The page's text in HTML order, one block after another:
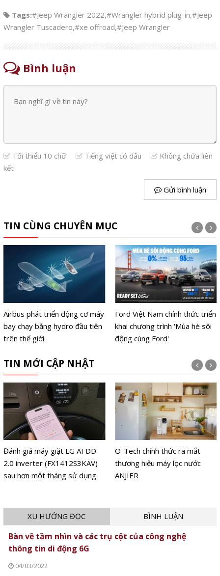
Tags:#Jeep Wrangler 2022,#Wrangler hybrid plug-in,#Jeep
Wrangler Tuscadero,#xe offroad,#Jeep Wrangler
Bình luận
Tối thiểu 10 chữ Tiếng việt có dấu
Không chứa liên
kết
Gửi bình luận
TIN CÙNG CHUYÊN MỤC
Airbus phát triển động cơ máy
bay chạy bằng hydro đầu tiên
trên thế giới
Ford Việt Nam chính thức triển
khai chương trình 'Mùa hè sôi
động cùng Ford'
TIN MỚI CẬP NHẬT
Đánh giá máy giặt LG AI DD
2.0 inverter (FX1412S3KAV)
sau hơn một tháng sử dụng
O-Tech chính thức ra mắt
thương hiệu máy lọc nước
ANJIER
XU HƯỚNG ĐỌC BÌNH LUẬN
Bàn về tầm nhìn và các trụ cột của công nghệ
thông tin di động 6G
04/03/2022